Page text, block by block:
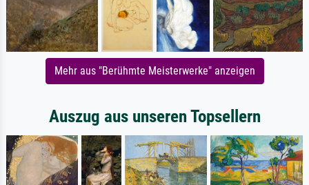
Mehr aus "Berühmte Meisterwerke" anzeigen
Auszug aus unseren Topsellern